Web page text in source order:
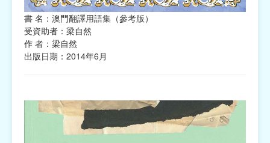
書 名：澳門翻譯用語集（參考版）
受資助者：梁自然
作 者：梁自然
出版日期：2014年6月